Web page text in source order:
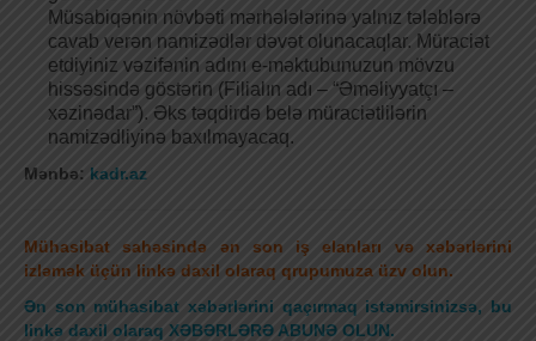
Müsabiqənin növbəti mərhələlərinə yalnız tələblərə
cavab verən namizədlər dəvət olunacaqlar. Müraciət
etdiyiniz vəzifənin adını e-məktubunuzun mövzu
hissəsində göstərin (Filialın adı – “Əməliyyatçı –
xəzinədar”). Əks təqdirdə belə müraciətlilərin
namizədliyinə baxılmayacaq.
Mənbə: kadr.az
Mühasibat sahəsində ən son iş elanları və xəbərlərini
izləmək üçün linkə daxil olaraq qrupumuza üzv olun.
Ən son mühasibat xəbərlərini qaçırmaq istəmirsinizsə, bu
linkə daxil olaraq XƏBƏRLƏRƏ ABUNƏ OLUN.